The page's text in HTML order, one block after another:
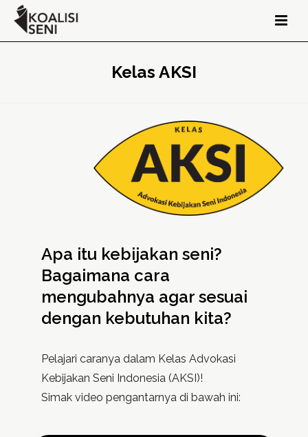
Kelas AKSI
Apa itu kebijakan seni?
Bagaimana cara
mengubahnya agar sesuai
dengan kebutuhan kita?
Pelajari caranya dalam Kelas Advokasi
Kebijakan Seni Indonesia (AKSI)!
Simak video pengantarnya di bawah ini: